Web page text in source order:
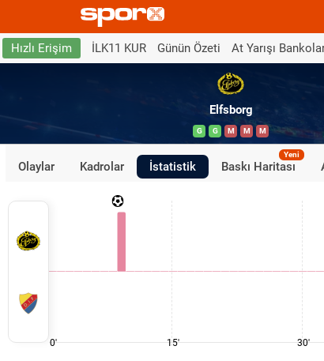
Hızlı Erişim İLK11 KUR Günün Özeti At Yarışı
Elfsborg
G G M M M
Olaylar Kadrolar İstatistik Baskı Haritası
Yeni
0' 15' 30'